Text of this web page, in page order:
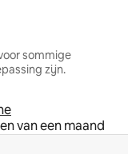
sommige
zijn.
van een maand